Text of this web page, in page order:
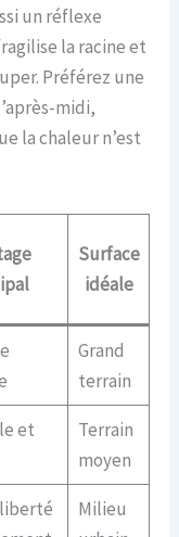
un réflexe
la racine et
Préférez une
midi,
la chaleur n’est
Surface
idéale
Grand
terrain
et
Terrain
moyen
Milieu